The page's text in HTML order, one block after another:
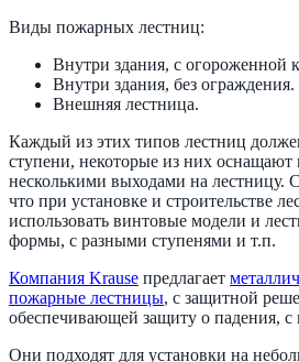
Виды пожарных лестниц:
Внутри здания, с огороженной
Внутри здания, без ограждения.
Внешняя лестница.
Каждый из этих типов лестниц
ступени, некоторые из них оснащают
несколькими выходами на лестницу.
что при установке и строительстве
использовать винтовые модели и
формы, с разными ступенями и т.п.
Компания Krause предлагает
пожарные лестницы, с защитной
обеспечивающей защиту о падения, с
Они подходят для установки на